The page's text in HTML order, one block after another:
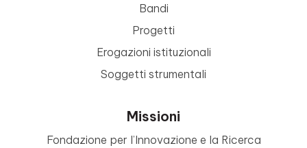
Bandi
Progetti
Erogazioni istituzionali
Soggetti strumentali
Missioni
Fondazione per l’Innovazione e la Ricerca